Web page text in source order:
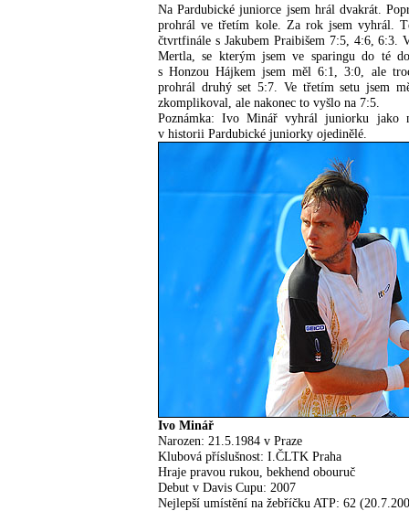
Na Pardubické juniorce jsem hrál dvakrát.
prohrál ve třetím kole. Za rok jsem vyhrál.
čtvrtfinále s Jakubem Praibišem 7:5, 4:6, 6:3.
Mertla, se kterým jsem ve sparingu do té
s Honzou Hájkem jsem měl 6:1, 3:0, ale
prohrál druhý set 5:7. Ve třetím setu jsem
zkomplikoval, ale nakonec to vyšlo na 7:5.
Poznámka: Ivo Minář vyhrál juniorku jako
v historii Pardubické juniorky ojedinělé.
Ivo Minář
Narozen: 21.5.1984 v Praze
Klubová příslušnost: I.ČLTK Praha
Hraje pravou rukou, bekhend obouruč
Debut v Davis Cupu: 2007
Nejlepší umístění na žebříčku ATP: 62